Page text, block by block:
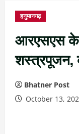
हनुमानगढ़
आरएसएस के
शस्त्रपूजन,
Bhatner Post
October 13,